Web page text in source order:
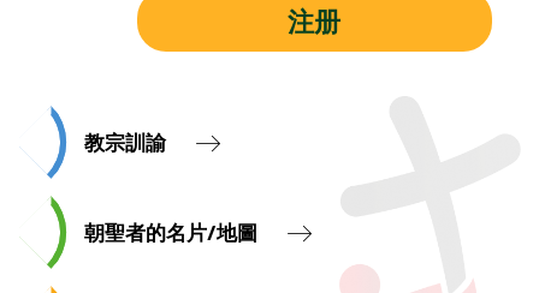
注册
教宗訓諭
朝聖者的名片/地圖